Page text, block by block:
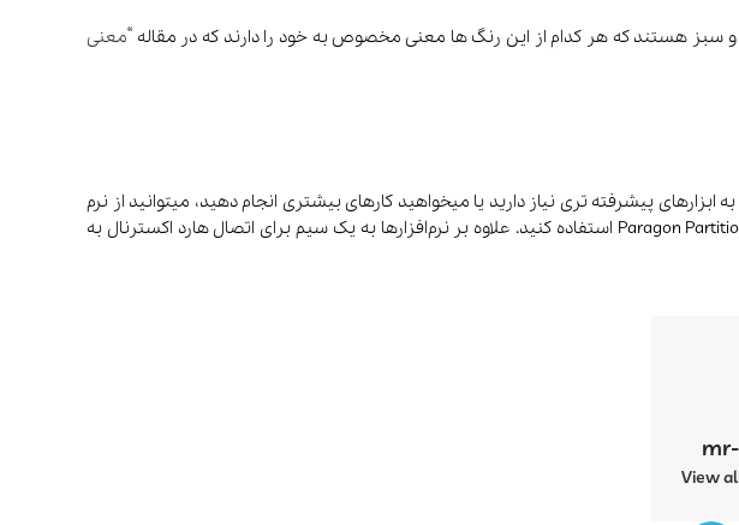
معنی
پیشرفته تری نیاز دارید یا میخواهید کارهای بیشتری انجام دهید، میتوانید از نرم
افزارهایی مثل EaseUS Partition Master ،MiniTool Partition Wizard ،AOMEI Partition Assistant و Paragon Partition Manager استفاده کنید. علاوه بر نرم‌افزارها به یک سیم برای اتصال هارد اکسترنال به
View